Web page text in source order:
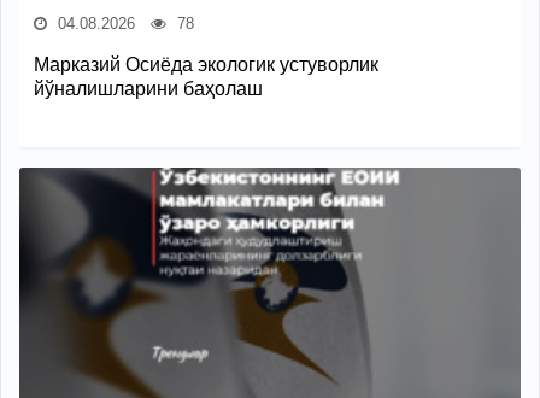
04.08.2026 78
Марказий Осиёда экологик устуворлик
йўналишларини баҳолаш